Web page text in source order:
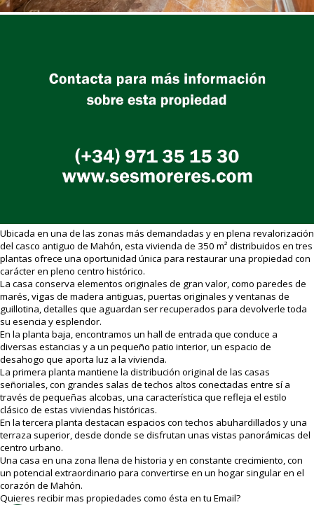
Ubicada en una de las zonas más demandadas y en plena revalorización
del casco antiguo de Mahón, esta vivienda de 350 m² distribuidos en tres
plantas ofrece una oportunidad única para restaurar una propiedad con
carácter en pleno centro histórico.
La casa conserva elementos originales de gran valor, como paredes de
marés, vigas de madera antiguas, puertas originales y ventanas de
guillotina, detalles que aguardan ser recuperados para devolverle toda
su esencia y esplendor.
En la planta baja, encontramos un hall de entrada que conduce a
diversas estancias y a un pequeño patio interior, un espacio de
desahogo que aporta luz a la vivienda.
La primera planta mantiene la distribución original de las casas
señoriales, con grandes salas de techos altos conectadas entre sí a
través de pequeñas alcobas, una característica que refleja el estilo
clásico de estas viviendas históricas.
En la tercera planta destacan espacios con techos abuhardillados y una
terraza superior, desde donde se disfrutan unas vistas panorámicas del
centro urbano.
Una casa en una zona llena de historia y en constante crecimiento, con
un potencial extraordinario para convertirse en un hogar singular en el
corazón de Mahón.
Quieres recibir mas propiedades como ésta en tu Email?